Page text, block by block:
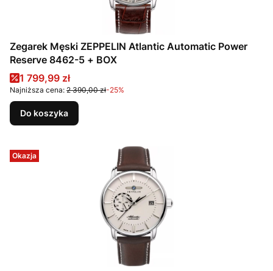
Zegarek Męski ZEPPELIN Atlantic Automatic Power
Reserve 8462-5 + BOX
Cena promocyjna
1 799,99 zł
Najniższa cena: 2 390,00 zł-25%
Do koszyka
Okazja